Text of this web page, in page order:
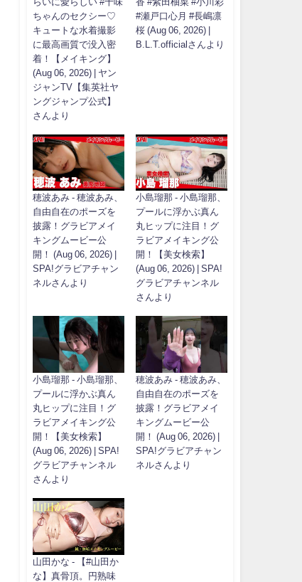
ちゃんのセクシー♡
キュートな水着撮影
に最高画質で没入密
着！【メイキング】
(Aug 06, 2026) | ヤン
ジャンTV【集英社ヤ
ングジャンプ公式】
さんより
#瀬戸口心月 #長嶋凛
桜 (Aug 06, 2026) |
B.L.T.officialさんより
穂波あみ - 穂波あみ、
自由自在のポーズを
披露！グラビアメイ
キングムービー公
開！ (Aug 06, 2026) |
SPA!グラビアチャン
ネルさんより
小島瑠那 - 小島瑠那、
プールに浮かぶ真ん
丸ヒップに注目！グ
ラビアメイキング公
開！【美女検索】
(Aug 06, 2026) | SPA!
グラビアチャンネル
さんより
小島瑠那 - 小島瑠那、
プールに浮かぶ真ん
丸ヒップに注目！グ
ラビアメイキング公
開！【美女検索】
(Aug 06, 2026) | SPA!
グラビアチャンネル
さんより
穂波あみ - 穂波あみ、
自由自在のポーズを
披露！グラビアメイ
キングムービー公
開！ (Aug 06, 2026) |
SPA!グラビアチャン
ネルさんより
山田かな - 【#山田か
な】真骨頂。円熟味